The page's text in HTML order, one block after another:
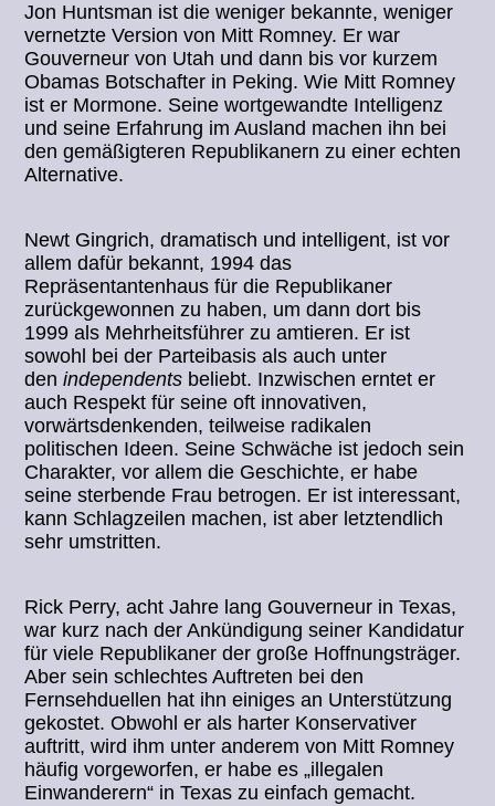
Jon Huntsman ist die weniger bekannte, weniger
vernetzte Version von Mitt Romney. Er war
Gouverneur von Utah und dann bis vor kurzem
Obamas Botschafter in Peking. Wie Mitt Romney
ist er Mormone. Seine wortgewandte Intelligenz
und seine Erfahrung im Ausland machen ihn bei
den gemäßigteren Republikanern zu einer echten
Alternative.
Newt Gingrich, dramatisch und intelligent, ist vor
allem dafür bekannt, 1994 das
Repräsentantenhaus für die Republikaner
zurückgewonnen zu haben, um dann dort bis
1999 als Mehrheitsführer zu amtieren. Er ist
sowohl bei der Parteibasis als auch unter
denindependents beliebt. Inzwischen erntet er
auch Respekt für seine oft innovativen,
vorwärtsdenkenden, teilweise radikalen
politischen Ideen. Seine Schwäche ist jedoch sein
Charakter, vor allem die Geschichte, er habe
seine sterbende Frau betrogen. Er ist interessant,
kann Schlagzeilen machen, ist aber letztendlich
sehr umstritten.
Rick Perry, acht Jahre lang Gouverneur in Texas,
war kurz nach der Ankündigung seiner Kandidatur
für viele Republikaner der große Hoffnungsträger.
Aber sein schlechtes Auftreten bei den
Fernsehduellen hat ihn einiges an Unterstützung
gekostet. Obwohl er als harter Konservativer
auftritt, wird ihm unter anderem von Mitt Romney
häufig vorgeworfen, er habe es „illegalen
Einwanderern“ in Texas zu einfach gemacht.